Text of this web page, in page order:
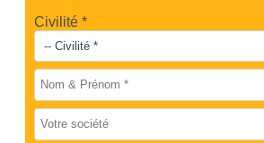
Civilité *